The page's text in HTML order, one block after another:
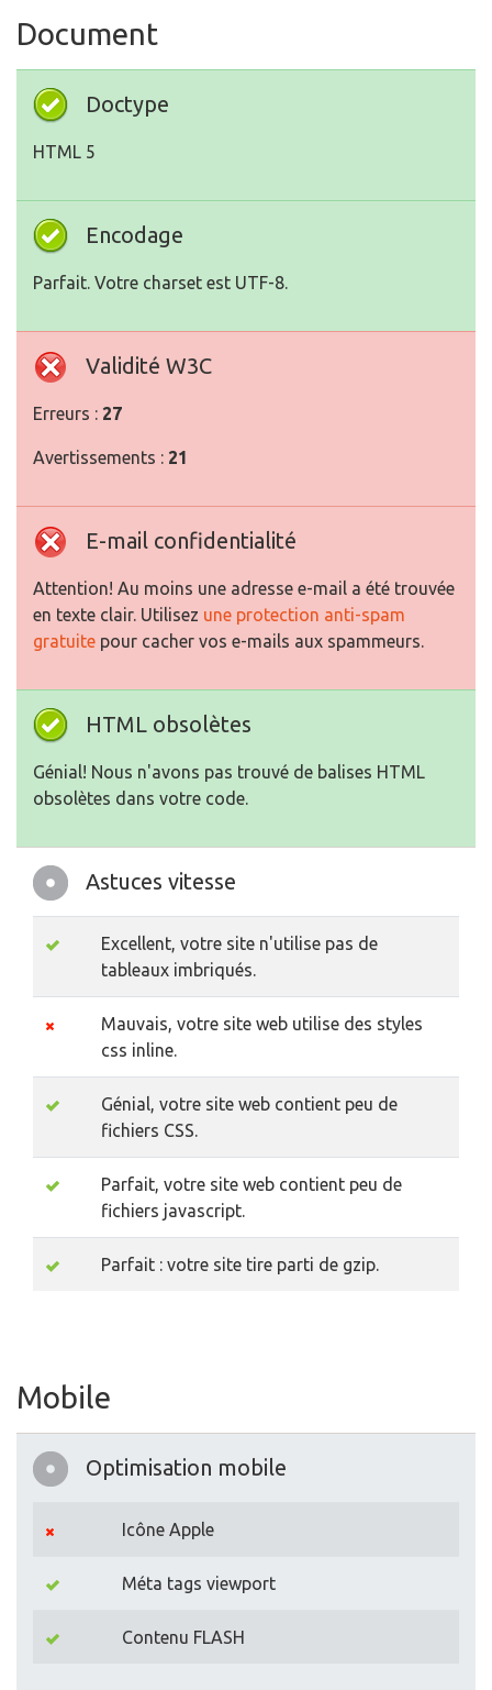
Document
Doctype
HTML 5
Encodage
Parfait. Votre charset est UTF-8.
Validité W3C
Erreurs : 27
Avertissements : 21
E-mail confidentialité
Attention! Au moins une adresse e-mail a été trouvée
en texte clair. Utilisez une protection anti-spam
gratuite pour cacher vos e-mails aux spammeurs.
HTML obsolètes
Génial! Nous n'avons pas trouvé de balises HTML
obsolètes dans votre code.
Astuces vitesse
Excellent, votre site n'utilise pas de
tableaux imbriqués.
Mauvais, votre site web utilise des styles
css inline.
Génial, votre site web contient peu de
fichiers CSS.
Parfait, votre site web contient peu de
fichiers javascript.
Parfait : votre site tire parti de gzip.
Mobile
Optimisation mobile
Icône Apple
Méta tags viewport
Contenu FLASH